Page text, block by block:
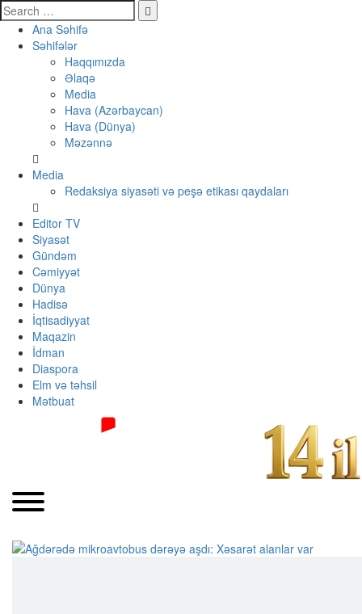
Ana Səhifə
Səhifələr
Haqqımızda
Əlaqə
Media
Hava (Azərbaycan)
Hava (Dünya)
Məzənnə
Media
Redaksiya siyasəti və peşə etikası qaydaları
Editor TV
Siyasət
Gündəm
Cəmiyyət
Dünya
Hadisə
İqtisadiyyat
Maqazin
İdman
Diaspora
Elm və təhsil
Mətbuat